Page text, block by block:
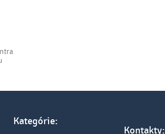
Kategórie:
Kontakty: